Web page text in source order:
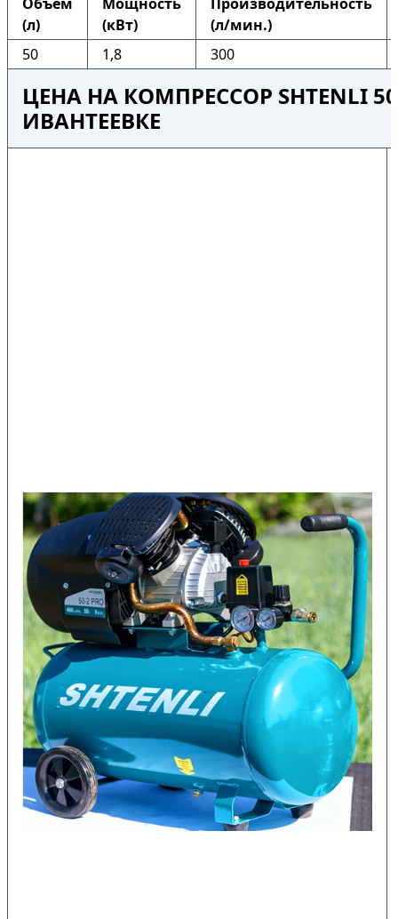
(л)
(кВт)
(л/мин.)
50
1,8 300
ЦЕНА НА КОМПРЕССОР SHTENLI
ИВАНТЕЕВКЕ